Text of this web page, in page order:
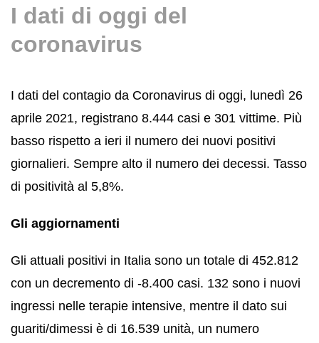
I dati di oggi del
coronavirus
I dati del contagio da Coronavirus di oggi, lunedì 26
aprile 2021, registrano 8.444 casi e 301 vittime. Più
basso rispetto a ieri il numero dei nuovi positivi
giornalieri. Sempre alto il numero dei decessi. Tasso
di positività al 5,8%.
Gli aggiornamenti
Gli attuali positivi in Italia sono un totale di 452.812
con un decremento di -8.400 casi. 132 sono i nuovi
ingressi nelle terapie intensive, mentre il dato sui
guariti/dimessi è di 16.539 unità, un numero